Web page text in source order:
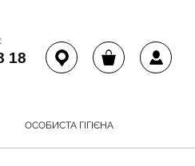
18
ОСОБИСТА ГІГІЄНА